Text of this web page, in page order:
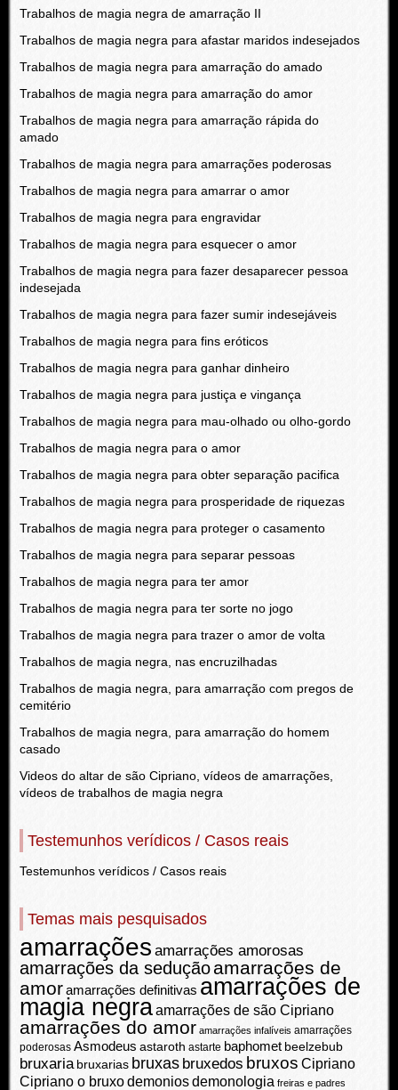
Trabalhos de magia negra de amarração II
Trabalhos de magia negra para afastar maridos indesejados
Trabalhos de magia negra para amarração do amado
Trabalhos de magia negra para amarração do amor
Trabalhos de magia negra para amarração rápida do
amado
Trabalhos de magia negra para amarrações poderosas
Trabalhos de magia negra para amarrar o amor
Trabalhos de magia negra para engravidar
Trabalhos de magia negra para esquecer o amor
Trabalhos de magia negra para fazer desaparecer pessoa
indesejada
Trabalhos de magia negra para fazer sumir indesejáveis
Trabalhos de magia negra para fins eróticos
Trabalhos de magia negra para ganhar dinheiro
Trabalhos de magia negra para justiça e vingança
Trabalhos de magia negra para mau-olhado ou olho-gordo
Trabalhos de magia negra para o amor
Trabalhos de magia negra para obter separação pacifica
Trabalhos de magia negra para prosperidade de riquezas
Trabalhos de magia negra para proteger o casamento
Trabalhos de magia negra para separar pessoas
Trabalhos de magia negra para ter amor
Trabalhos de magia negra para ter sorte no jogo
Trabalhos de magia negra para trazer o amor de volta
Trabalhos de magia negra, nas encruzilhadas
Trabalhos de magia negra, para amarração com pregos de
cemitério
Trabalhos de magia negra, para amarração do homem
casado
Videos do altar de são Cipriano, vídeos de amarrações,
vídeos de trabalhos de magia negra
Testemunhos verídicos / Casos reais
Testemunhos verídicos / Casos reais
Temas mais pesquisados
amarrações amarrações amorosas
amarrações da seduçãoamarrações de
amoramarrações definitivas amarrações de
magia negraamarrações de são Cipriano
amarrações do amor amarrações infalíveis amarrações
poderosas Asmodeus astaroth astarte baphomet beelzebub
bruxaria bruxarias bruxas bruxedos bruxos Cipriano
Cipriano o bruxodemoniosdemonologia freiras e padres